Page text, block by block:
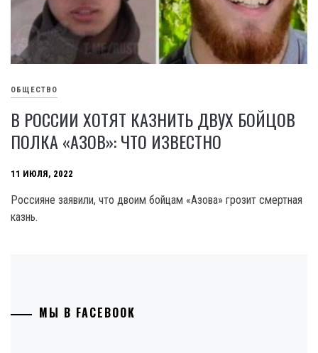
ОБЩЕСТВО
В РОССИИ ХОТЯТ КАЗНИТЬ ДВУХ БОЙЦОВ
ПОЛКА «АЗОВ»: ЧТО ИЗВЕСТНО
11 ИЮЛЯ, 2022
Россияне заявили, что двоим бойцам «Азова» грозит смертная
казнь.
МЫ В FACEBOOK